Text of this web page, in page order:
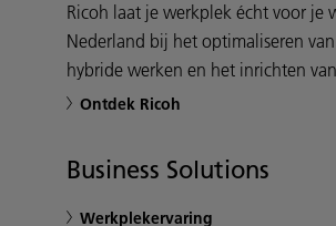
Ricoh laat je werkplek écht voor je
Nederland bij het optimaliseren
hybride werken en het inrichten
Ontdek Ricoh
Business Solutions
Werkplekervaring